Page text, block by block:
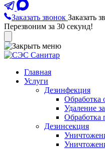
Заказать звонок Заказать
Перезвоним за 30 секунд!
Главная
Услуги
Дезинфекция
Обработка
Удаление
Обработка
Дезинсекция